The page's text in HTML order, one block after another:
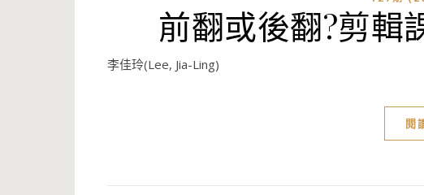
前翻或後翻?剪輯
李佳玲(Lee, Jia-Ling)
閱